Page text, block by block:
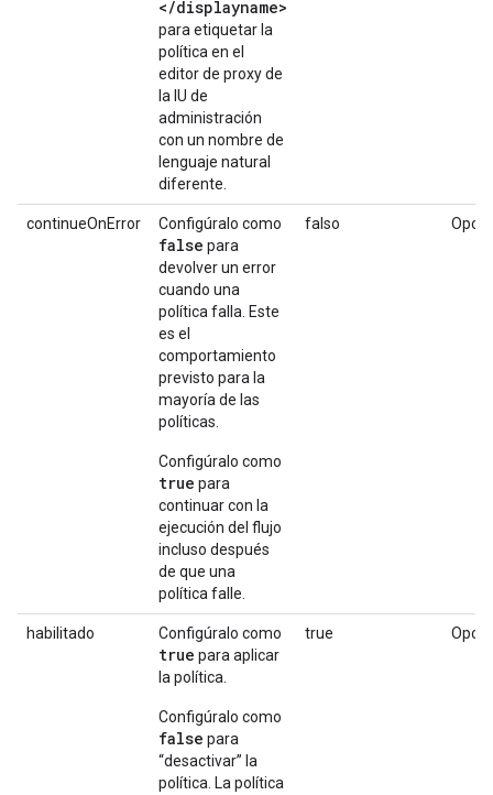
</displayname>
para etiquetar la
política en el
editor de proxy de
la IU de
administración
con un nombre de
lenguaje natural
diferente.
continueOnError Configúralo como
false para
devolver un error
cuando una
política falla. Este
es el
comportamiento
previsto para la
mayoría de las
políticas.
Configúralo como
true para
continuar con la
ejecución del flujo
incluso después
de que una
política falle.
falso
habilitado Configúralo como
true para aplicar
la política.
Configúralo como
false para
“desactivar” la
política. La política
true